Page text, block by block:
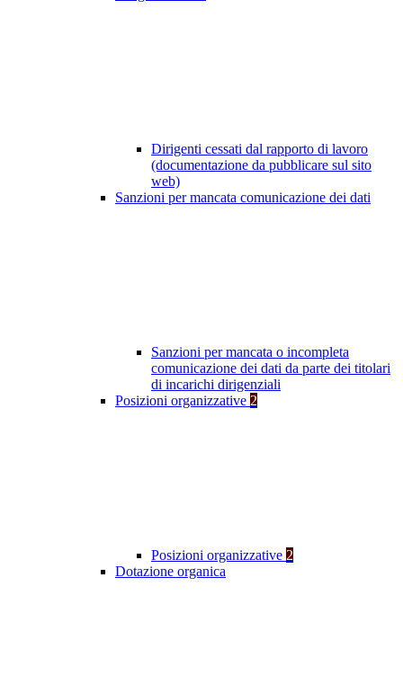
Dirigenti cessati dal rapporto di lavoro
(documentazione da pubblicare sul sito
web)
Sanzioni per mancata comunicazione dei dati
Sanzioni per mancata o incompleta
comunicazione dei dati da parte dei titolari
di incarichi dirigenziali
Posizioni organizzative 2
Posizioni organizzative 2
Dotazione organica